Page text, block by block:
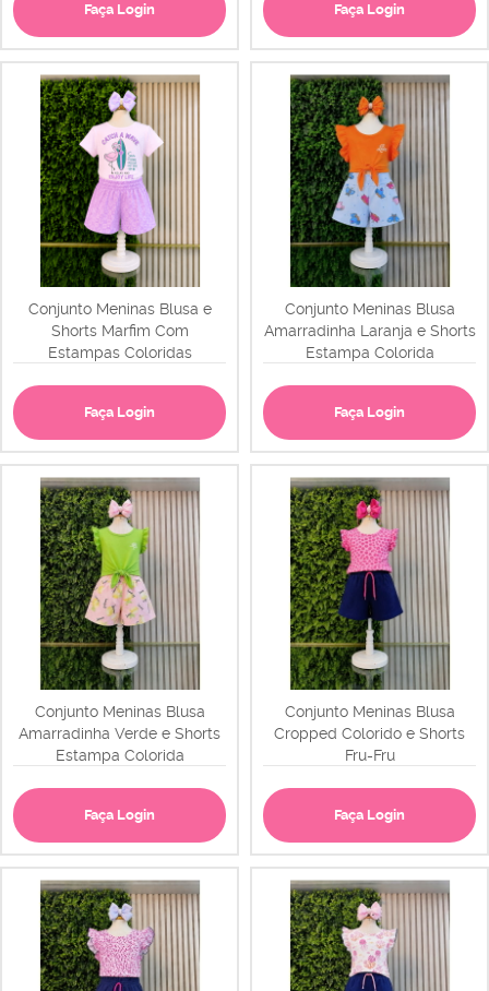
Faça Login Faça Login
Conjunto Meninas Blusa e
Shorts Marfim Com
Estampas Coloridas
Faça Login
Conjunto Meninas Blusa
Amarradinha Laranja e Shorts
Estampa Colorida
Faça Login
Conjunto Meninas Blusa
Amarradinha Verde e Shorts
Estampa Colorida
Faça Login
Conjunto Meninas Blusa
Cropped Colorido e Shorts
Fru-Fru
Faça Login